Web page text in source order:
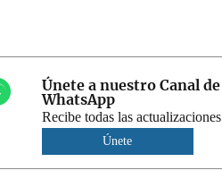
Únete a nuestro Canal de
WhatsApp
Recibe todas las actualizaciones
Únete